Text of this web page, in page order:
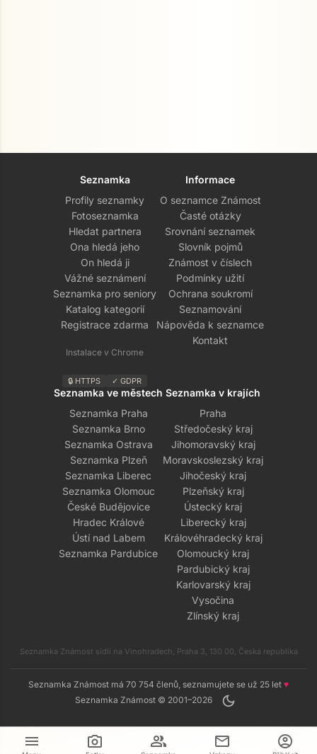
menu camera_alt group mail account_circle
Seznamka
Profily seznamky
Fotoseznamka
Hledat partnera
Ona hledá jeho
On hledá ji
Vážné seznámení
Seznamka pro seniory
Katalog kategorií
Registrace zdarma
Instalace v Chrome
🔒 HTTPS ✓ GDPR
Informace
O seznamce Známost
Časté otázky
Srovnání seznamek
Slovník pojmů
Známost v číslech
Podmínky užití
Ochrana soukromí
Seznamování
Nápověda k seznamce
Kontakt
Seznamka ve městech
Seznamka Praha
Seznamka Brno
Seznamka Ostrava
Seznamka Plzeň
Seznamka Liberec
Seznamka Olomouc
České Budějovice
Hradec Králové
Ústí nad Labem
Seznamka Pardubice
Seznamka v krajích
Praha
Středočeský kraj
Jihomoravský kraj
Moravskoslezský kraj
Jihočeský kraj
Plzeňský kraj
Ústecký kraj
Liberecký kraj
Královéhradecký kraj
Olomoucký kraj
Pardubický kraj
Karlovarský kraj
Vysočina
Zlínský kraj
Seznamka Známost sídlí na Vinohradech, Praha 3, 130 00, Česká republika
Seznamka Známost má 70 754 členů, seznamujete se už 25 let ♥
Seznamka Známost © 2001–2026
dark_mode